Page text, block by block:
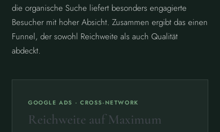
die organische Suche liefert besonders engagierte
Besucher mit hoher Absicht. Zusammen ergibt das einen
Funnel, der sowohl Reichweite als auch Qualität
abdeckt.
GOOGLE ADS · CROSS-NETWORK
Reichweite auf Maximum